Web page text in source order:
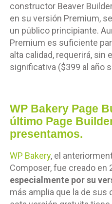
constructor Beaver
en su versión Premium,
un público principiante.
Premium es suficiente
alta calidad, requerirá, sin
significativa ($399 al año
WP Bakery Page
último Page
presentamos.
WP Bakery, el
Composer, fue creado en
especialmente por su
más amplia que la de sus